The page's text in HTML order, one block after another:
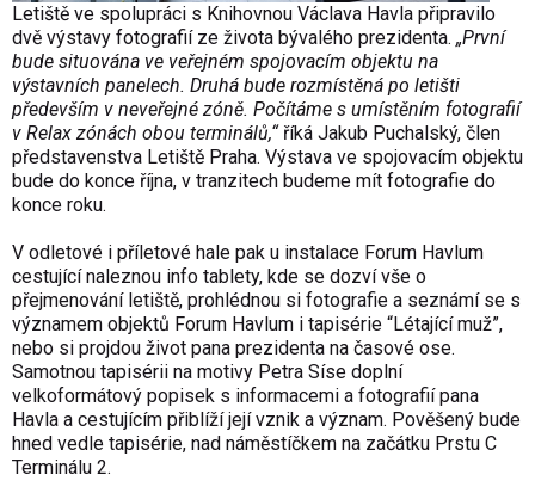
Letiště ve spolupráci s Knihovnou Václava Havla připravilo
dvě výstavy fotografií ze života bývalého prezidenta. „První
bude situována ve veřejném spojovacím objektu na
výstavních panelech. Druhá bude rozmístěná po letišti
především v neveřejné zóně. Počítáme s umístěním fotografií
v Relax zónách obou terminálů,“říká Jakub Puchalský, člen
představenstva Letiště Praha. Výstava ve spojovacím objektu
bude do konce října, v tranzitech budeme mít fotografie do
konce roku.
V odletové i příletové hale pak u instalace Forum Havlum
cestující naleznou info tablety, kde se dozví vše o
přejmenování letiště, prohlédnou si fotografie a seznámí se s
významem objektů Forum Havlum i tapisérie “Létající muž”,
nebo si projdou život pana prezidenta na časové ose.
Samotnou tapisérii na motivy Petra Síse doplní
velkoformátový popisek s informacemi a fotografií pana
Havla a cestujícím přiblíží její vznik a význam. Pověšený bude
hned vedle tapisérie, nad náměstíčkem na začátku Prstu C
Terminálu 2.